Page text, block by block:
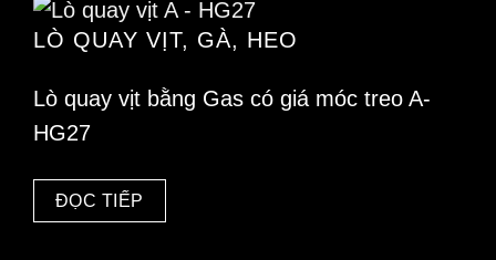
LÒ QUAY VỊT, GÀ, HEO
Lò quay vịt bằng Gas có giá móc treo A-
HG27
ĐỌC TIẾP